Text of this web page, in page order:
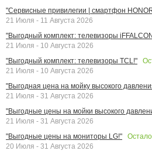
"Сервисные привилегии | смартфон
21 Июля - 11 Августа 2026
"Выгодный комплект: телевизоры
21 Июля - 10 Августа 2026
"Выгодный комплект: телевизоры TCL!"
21 Июля - 10 Августа 2026
"Выгодная цена на мойку высокого
21 Июля - 31 Августа 2026
"Выгодные цены на мойки высокого
21 Июля - 31 Августа 2026
"Выгодные цены на мониторы LG!"
20 Июля - 31 Августа 2026